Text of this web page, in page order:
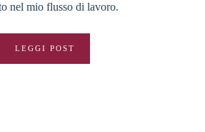
nel mio flusso di lavoro.
LEGGI POST